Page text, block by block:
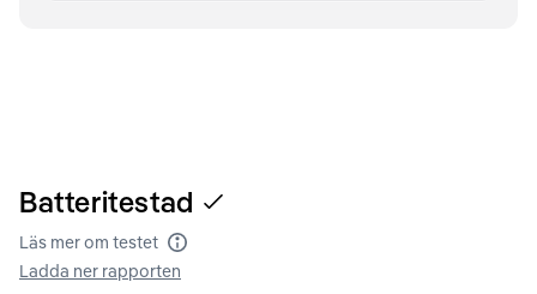
Batteritestad
Läs mer om testet Batteritest
Ladda ner rapporten